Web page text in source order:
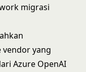
migrasi
vendor yang
Azure OpenAI